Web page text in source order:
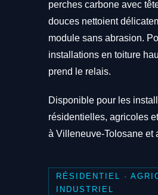
perches carbone avec
douces nettoient
module sans abrasion.
installations en toiture
prend le relais.
Disponible pour les
résidentielles, agricoles
à Villeneuve-Tolosane et
RÉSIDENTIEL ·
INDUSTRIEL